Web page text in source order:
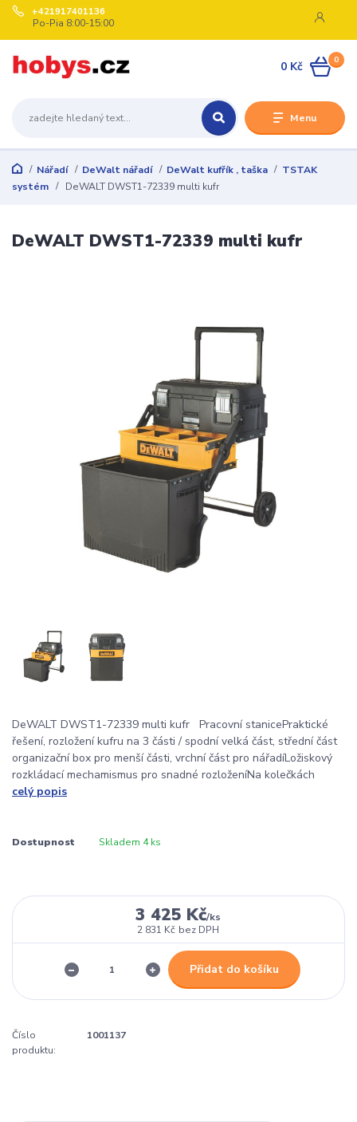
Menu
+421917401136
Po-Pia 8:00-15:00
0
0 Kč
Nářadí DeWalt nářadí DeWalt kufřík , taška
TSTAK
systém
DeWALT DWST1-72339 multi kufr
DeWALT DWST1-72339 multi kufr
DeWALT DWST1-72339 multi kufr Pracovní stanicePraktické
řešení, rozložení kufru na 3 části / spodní velká část, střední část
organizační box pro menší části, vrchní část pro nářadíLožiskový
rozkládací mechamismus pro snadné rozloženíNa kolečkách
celý popis
Dostupnost Skladem 4 ks
3 425 Kč/ks
2 831 Kč bez DPH
Přidat do košíku
Číslo
produktu:
1001137